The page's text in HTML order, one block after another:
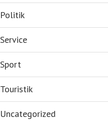
Politik
Service
Sport
Touristik
Uncategorized